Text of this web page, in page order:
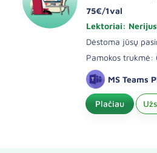
75€/1val
Lektoriai:
Dėstoma jūsų
Pamokos trukmė:
MS Teams
Plačiau